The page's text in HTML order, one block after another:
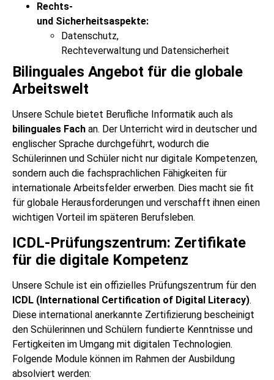
Rechts-
und Sicherheitsaspekte:
Datenschutz,
Rechteverwaltung und Datensicherheit
Bilinguales Angebot für die globale
Arbeitswelt
Unsere Schule bietet Berufliche Informatik auch als
bilinguales Fach an. Der Unterricht wird in deutscher und
englischer Sprache durchgeführt, wodurch die
Schülerinnen und Schüler nicht nur digitale Kompetenzen,
sondern auch die fachsprachlichen Fähigkeiten für
internationale Arbeitsfelder erwerben. Dies macht sie fit
für globale Herausforderungen und verschafft ihnen einen
wichtigen Vorteil im späteren Berufsleben.
ICDL-Prüfungszentrum: Zertifikate
für die digitale Kompetenz
Unsere Schule ist ein offizielles Prüfungszentrum für den
ICDL (International Certification of Digital Literacy).
Diese international anerkannte Zertifizierung bescheinigt
den Schülerinnen und Schülern fundierte Kenntnisse und
Fertigkeiten im Umgang mit digitalen Technologien.
Folgende Module können im Rahmen der Ausbildung
absolviert werden: